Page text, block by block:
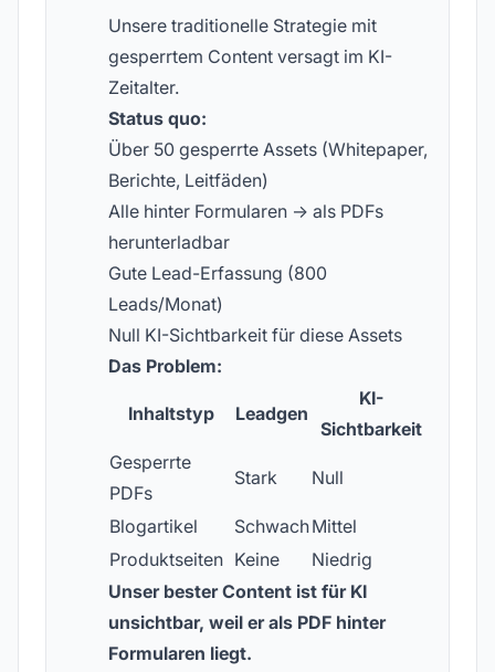
Unsere traditionelle Strategie mit
gesperrtem Content versagt im KI-
Zeitalter.
Status quo:
Über 50 gesperrte Assets (Whitepaper,
Berichte, Leitfäden)
Alle hinter Formularen → als PDFs
herunterladbar
Gute Lead-Erfassung (800
Leads/Monat)
Null KI-Sichtbarkeit für diese Assets
Das Problem:
Inhaltstyp Leadgen
KI-
Sichtbarkeit
Gesperrte
PDFs
Stark Null
Blogartikel SchwachMittel
Produktseiten Keine
Niedrig
Unser bester Content ist für KI
unsichtbar, weil er als PDF hinter
Formularen liegt.